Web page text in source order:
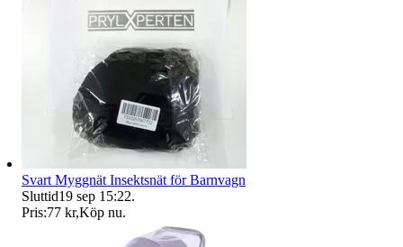
Svart Myggnät Insektsnät för Barnvagn
Sluttid19 sep 15:22.
Pris:77 kr,Köp nu.